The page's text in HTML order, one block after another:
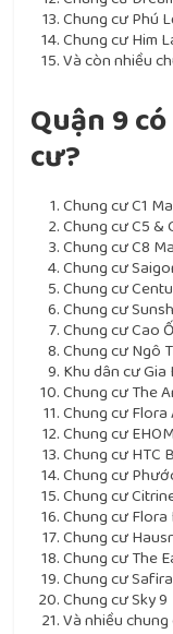
Chung cư Phú
Chung cư Him
Và còn nhiều
Quận 9
cư?
Chung cư C1
Chung cư C5 &
Chung cư C8
Chung cư
Chung cư
Chung cư
Chung cư Cao
Chung cư Ngô
Khu dân cư Gia
Chung cư The
Chung cư
Chung cư
Chung cư HTC
Chung cư
Chung cư
Chung cư Flora
Chung cư
Chung cư The
Chung cư
Chung cư Sky 9
Và nhiều chung